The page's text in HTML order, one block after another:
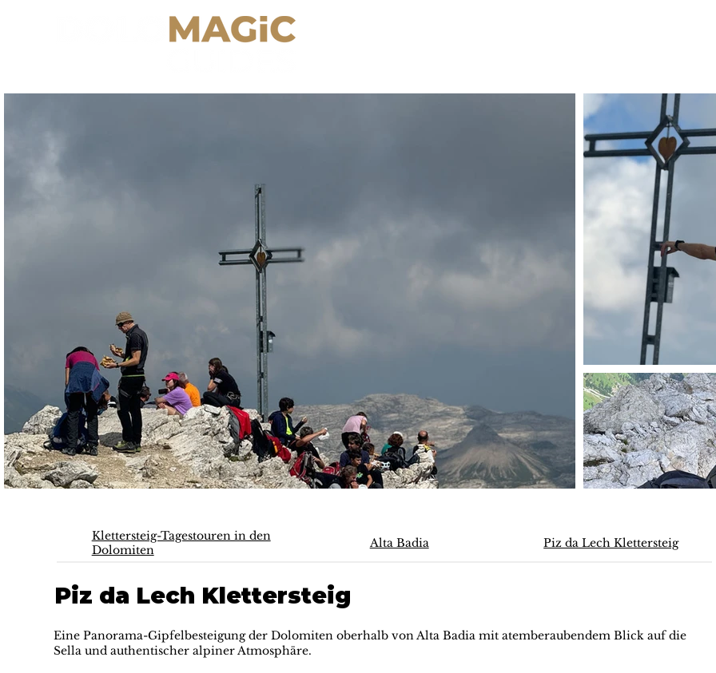
Klettersteig-Tagestouren in den
Dolomiten
Alta Badia Piz da Lech Klettersteig
Piz da Lech Klettersteig
Eine Panorama-Gipfelbesteigung der Dolomiten oberhalb von Alta Badia mit atemberaubendem Blick auf die
Sella und authentischer alpiner Atmosphäre.